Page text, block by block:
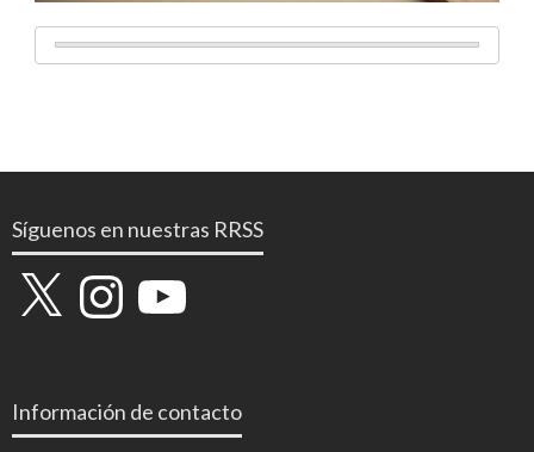
Síguenos en nuestras RRSS
X InstagramYouTube
Información de contacto